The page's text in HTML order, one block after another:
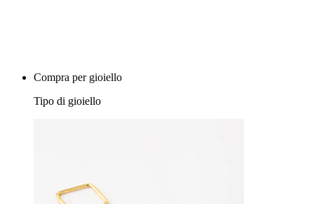
Compra per gioiello
Tipo di gioiello